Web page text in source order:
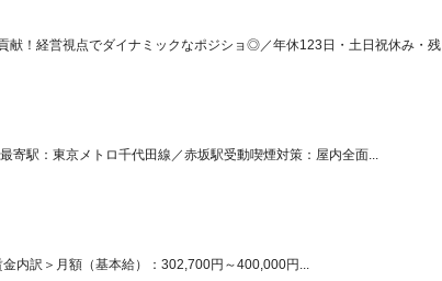
献！経営視点でダイナミックなポジショ◎／年休123日・土日祝休み・残
寄駅：東京メトロ千代田線／赤坂駅受動喫煙対策：屋内全面...
内訳＞月額（基本給）：302,700円～400,000円...